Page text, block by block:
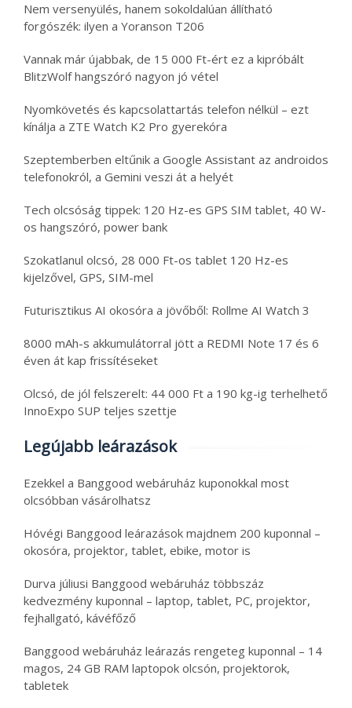
Nem versenyülés, hanem sokoldalúan állítható
forgószék: ilyen a Yoranson T206
Vannak már újabbak, de 15 000 Ft-ért ez a kipróbált
BlitzWolf hangszóró nagyon jó vétel
Nyomkövetés és kapcsolattartás telefon nélkül – ezt
kínálja a ZTE Watch K2 Pro gyerekóra
Szeptemberben eltűnik a Google Assistant az androidos
telefonokról, a Gemini veszi át a helyét
Tech olcsóság tippek: 120 Hz-es GPS SIM tablet, 40 W-
os hangszóró, power bank
Szokatlanul olcsó, 28 000 Ft-os tablet 120 Hz-es
kijelzővel, GPS, SIM-mel
Futurisztikus AI okosóra a jövőből: Rollme AI Watch 3
8000 mAh-s akkumulátorral jött a REDMI Note 17 és 6
éven át kap frissítéseket
Olcsó, de jól felszerelt: 44 000 Ft a 190 kg-ig terhelhető
InnoExpo SUP teljes szettje
Legújabb leárazások
Ezekkel a Banggood webáruház kuponokkal most
olcsóbban vásárolhatsz
Hóvégi Banggood leárazások majdnem 200 kuponnal –
okosóra, projektor, tablet, ebike, motor is
Durva júliusi Banggood webáruház többszáz
kedvezmény kuponnal – laptop, tablet, PC, projektor,
fejhallgató, kávéfőző
Banggood webáruház leárazás rengeteg kuponnal – 14
magos, 24 GB RAM laptopok olcsón, projektorok,
tabletek